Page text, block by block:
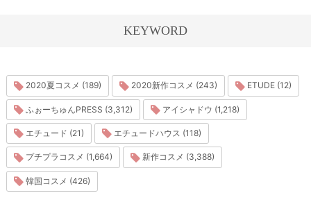
KEYWORD
2020夏コスメ (189) 2020新作コスメ (243) ETUDE (12)
ふぉーちゅんPRESS (3,312) アイシャドウ (1,218)
エチュード (21) エチュードハウス (118)
プチプラコスメ (1,664) 新作コスメ (3,388)
韓国コスメ (426)